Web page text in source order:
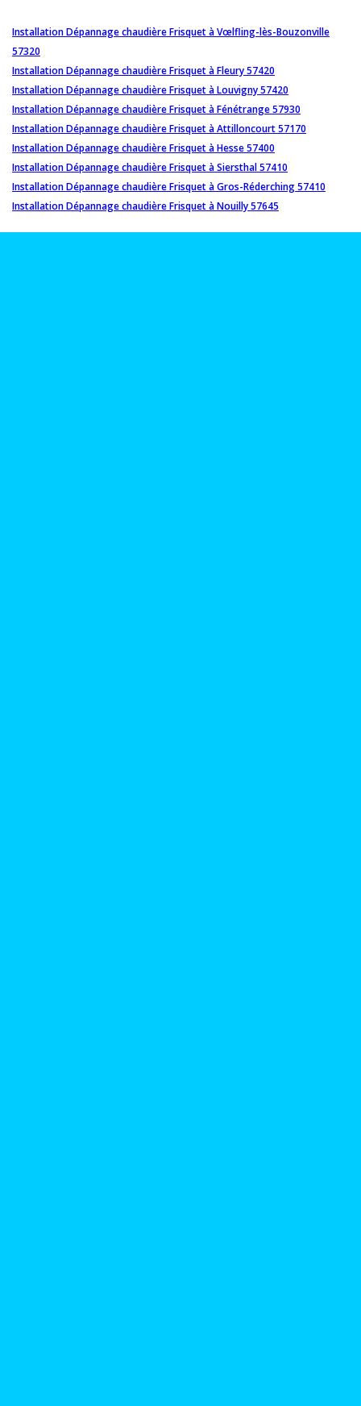
Installation Dépannage chaudière Frisquet à Vœlfling-lès-Bouzonville
57320
Installation Dépannage chaudière Frisquet à Fleury 57420
Installation Dépannage chaudière Frisquet à Louvigny 57420
Installation Dépannage chaudière Frisquet à Fénétrange 57930
Installation Dépannage chaudière Frisquet à Attilloncourt 57170
Installation Dépannage chaudière Frisquet à Hesse 57400
Installation Dépannage chaudière Frisquet à Siersthal 57410
Installation Dépannage chaudière Frisquet à Gros-Réderching 57410
Installation Dépannage chaudière Frisquet à Nouilly 57645